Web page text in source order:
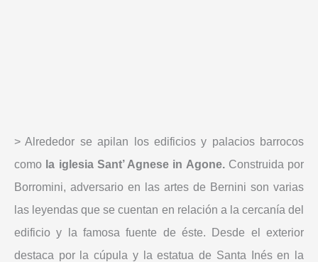
> Alrededor se apilan los edificios y palacios barrocos
como la iglesia Sant’ Agnese in Agone.Construida por
Borromini, adversario en las artes de Bernini son varias
las leyendas que se cuentan en relación a la cercanía del
edificio y la famosa fuente de éste. Desde el exterior
destaca por la cúpula y la estatua de Santa Inés en la